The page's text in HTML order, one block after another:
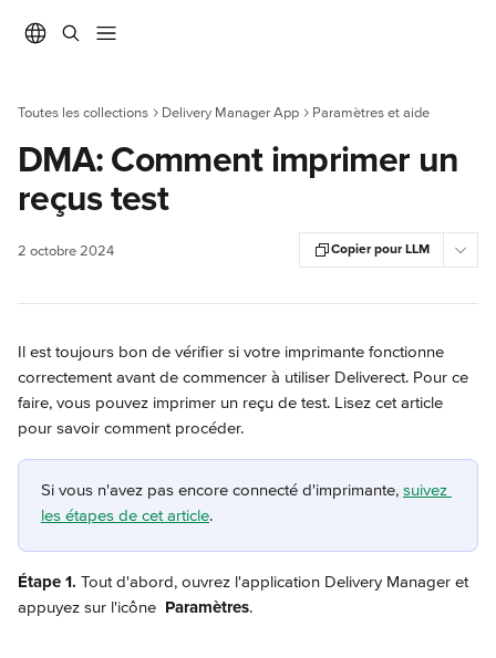
Toutes les collections Delivery Manager App Paramètres et aide
DMA: Comment imprimer un
reçus test
2 octobre 2024 Copier pour LLM
Il est toujours bon de vérifier si votre imprimante fonctionne
correctement avant de commencer à utiliser Deliverect. Pour ce
faire, vous pouvez imprimer un reçu de test. Lisez cet article
pour savoir comment procéder.
Si vous n'avez pas encore connecté d'imprimante, suivez
les étapes de cet article.
Étape 1. Tout d'abord, ouvrez l'application Delivery Manager et
appuyez sur l'icône Paramètres.